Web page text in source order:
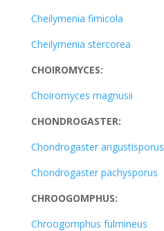
Cheilymenia fimicola
Cheilymenia stercorea
CHOIROMYCES:
Choiromyces magnusii
CHONDROGASTER:
Chondrogaster angustisporus
Chondrogaster pachysporus
CHROOGOMPHUS:
Chroogomphus fulmineus